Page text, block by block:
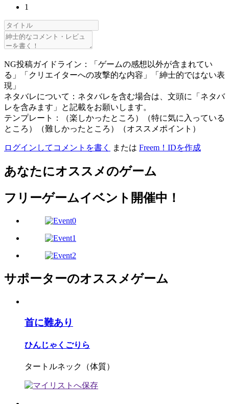
1
NG投稿ガイドライン：「ゲームの感想以外が含まれてい
る」「クリエイターへの攻撃的な内容」「紳士的ではない表
現」
ネタバレについて：ネタバレを含む場合は、文頭に「ネタバ
レを含みます」と記載をお願いします。
テンプレート：（楽しかったところ）（特に気に入っている
ところ）（難しかったところ）（オススメポイント）
ログインしてコメントを書く または Freem！IDを作成
あなたにオススメのゲーム
フリーゲームイベント開催中！
サポーターのオススメゲーム
首に難あり
ひんじゃくごりら
タートルネック（体質）